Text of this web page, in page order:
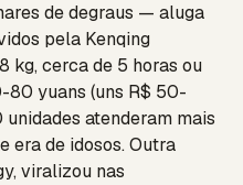
de degraus — aluga
pela Kenqing
kg, cerca de 5 horas ou
80 yuans (uns R$ 50-
atenderam mais
era de idosos. Outra
viralizou nas